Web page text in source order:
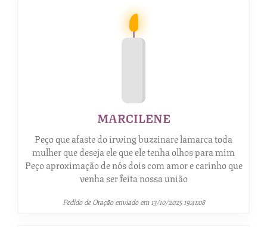
MARCILENE
Peço que afaste do irwing buzzinare lamarca toda
mulher que deseja ele que ele tenha olhos para mim
Peço aproximação de nós dois com amor e carinho que
venha ser feita nossa união
Pedido de Oração enviado em 13/10/2025 19:41:08